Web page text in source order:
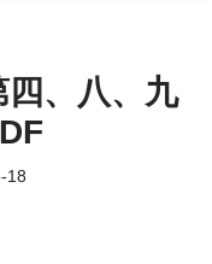
四、八、九
18